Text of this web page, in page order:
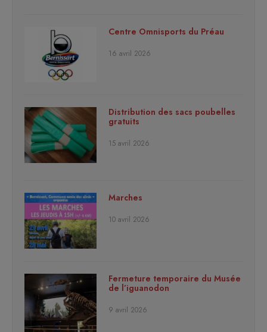
Centre Omnisports du Préau
16 avril 2026
Distribution des sacs poubelles
gratuits
15 avril 2026
Marches
10 avril 2026
Fermeture temporaire du Musée
de l’iguanodon
9 avril 2026